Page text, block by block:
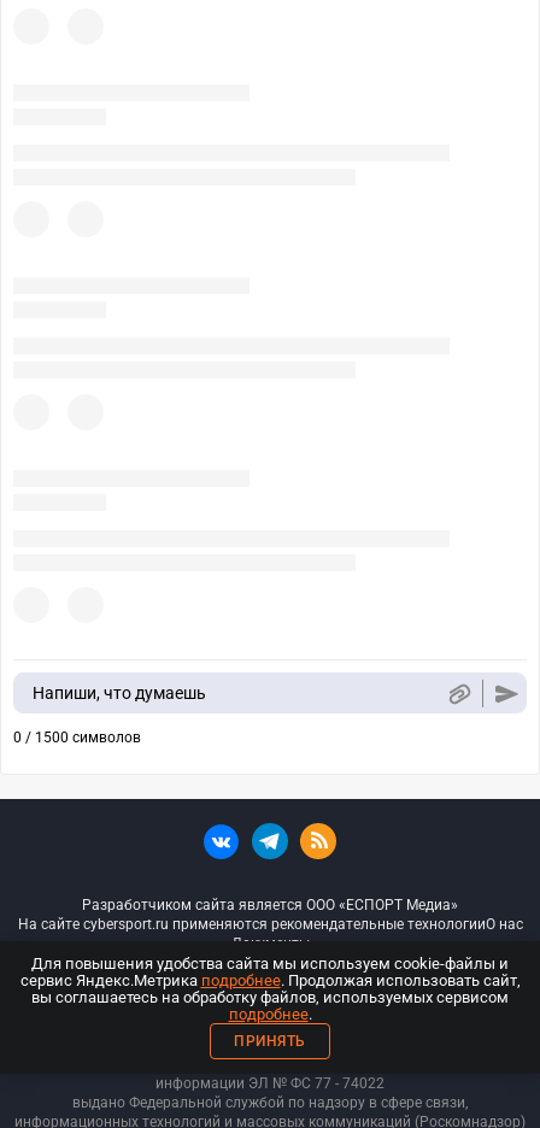
Напиши, что думаешь
0 / 1500 символов
Разработчиком сайта является ООО «ЕСПОРТ Медиа»
На сайте cybersport.ru применяются рекомендательные технологииО нас
Документы
© ООО «Киберспорт.ру» — Все права защищены
18+
ООО «Киберспорт.ру». Свидетельство о регистрации средств массовой
информации ЭЛ № ФС 77 - 74022
выдано Федеральной службой по надзору в сфере связи,
информационных технологий и массовых коммуникаций (Роскомнадзор)
Для повышения удобства сайта мы используем cookie-файлы и
сервис Яндекс.Метрика подробнее. Продолжая использовать сайт,
вы соглашаетесь на обработку файлов, используемых сервисом
подробнее.
ПРИНЯТЬ